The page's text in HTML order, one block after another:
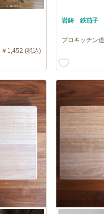
￥1,452 (税込)
岩鋳 鉄茄子
プロキッチン